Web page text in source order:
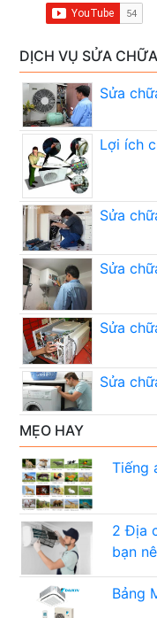
DỊCH VỤ SỬA CHỮA
Sửa
Lợi ích
Sửa
Sửa
Sửa
Sửa
MẸO HAY
Tiếng
2 Địa
bạn
Bảng